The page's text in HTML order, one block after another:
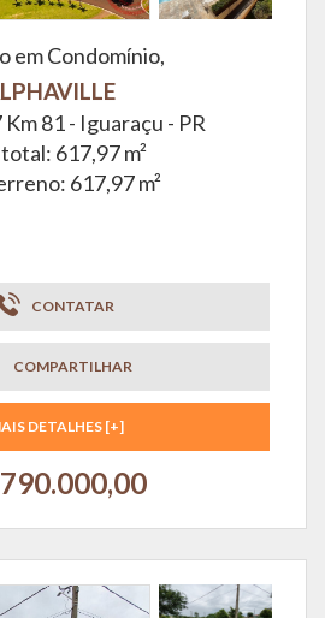
em Condomínio,
Km 81 - Iguaraçu - PR
617,97 m²
617,97 m²
CONTATAR
COMPARTILHAR
DETALHES [+]